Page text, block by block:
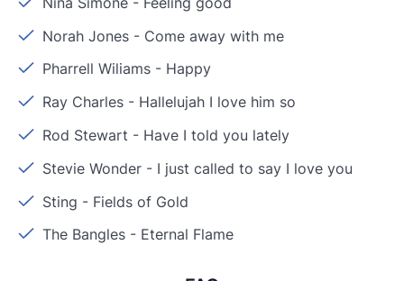
Norah Jones - Come away with me
Pharrell Wiliams - Happy
Ray Charles - Hallelujah I love him so
Rod Stewart - Have I told you lately
Stevie Wonder - I just called to say I love you
Sting - Fields of Gold
The Bangles - Eternal Flame